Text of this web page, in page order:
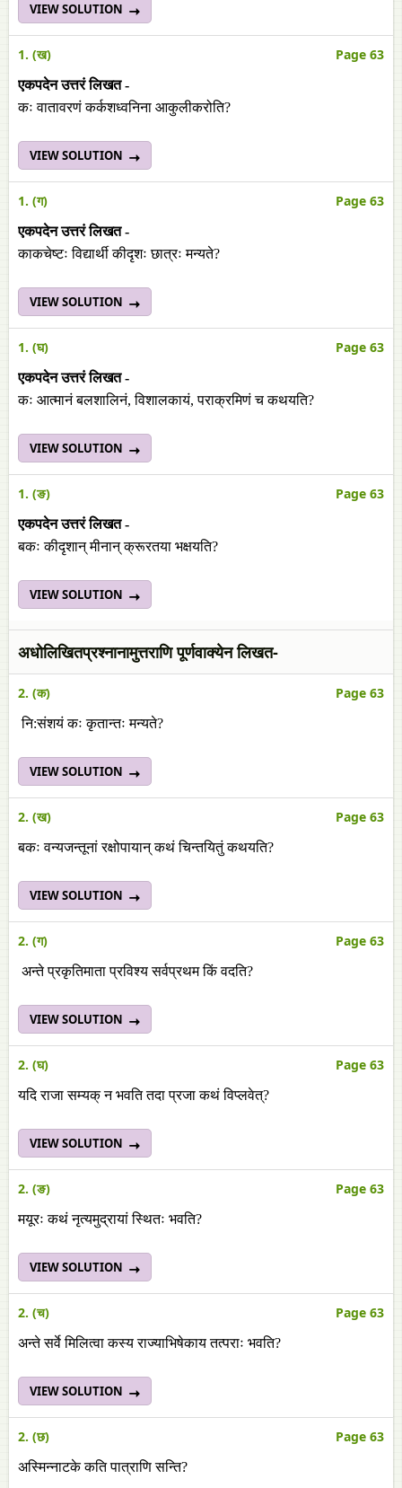
VIEW SOLUTION
1. (ख) Page 63
एकपदेन उत्तरं लिखत -
कः वातावरणं कर्कशध्वनिना आकुलीकरोति?
VIEW SOLUTION
1. (ग) Page 63
एकपदेन उत्तरं लिखत -
काकचेष्टः विद्यार्थी कीदृशः छात्रः मन्यते?
VIEW SOLUTION
1. (घ) Page 63
एकपदेन उत्तरं लिखत -
कः आत्मानं बलशालिनं, विशालकायं, पराक्रमिणं च कथयति?
VIEW SOLUTION
1. (ङ) Page 63
एकपदेन उत्तरं लिखत -
बकः कीदृशान् मीनान् क्रूरतया भक्षयति?
VIEW SOLUTION
अधोलिखितप्रश्नानामुत्तराणि पूर्णवाक्येन लिखत-
2. (क) Page 63
नि:संशयं कः कृतान्तः मन्यते?
VIEW SOLUTION
2. (ख) Page 63
बकः वन्यजन्तूनां रक्षोपायान् कथं चिन्तयितुं कथयति?
VIEW SOLUTION
2. (ग) Page 63
अन्ते प्रकृतिमाता प्रविश्य सर्वप्रथम किं वदति?
VIEW SOLUTION
2. (घ) Page 63
यदि राजा सम्यक् न भवति तदा प्रजा कथं विप्लवेत्?
VIEW SOLUTION
2. (ङ) Page 63
मयूरः कथं नृत्यमुद्रायां स्थितः भवति?
VIEW SOLUTION
2. (च) Page 63
अन्ते सर्वे मिलित्वा कस्य राज्याभिषेकाय तत्पराः भवति?
VIEW SOLUTION
2. (छ) Page 63
अस्मिन्नाटके कति पात्राणि सन्ति?